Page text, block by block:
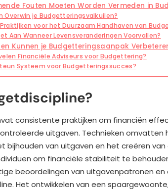
Fouten Moeten Worden Vermeden in
Overwin je Budgetteringsvalkuilen?
voor het Duurzaam Handhaven van
Aan Wanneer Levensveranderingen Voorvallen?
Kunnen je Budgetteringsaanpak
Financiële Adviseurs voor Budgettering?
Systeem voor Budgetteringssucces?
consistente praktijken om financiën
uitgaven. Technieken omvatten
bijhouden van uitgaven en het creëren
om financiële stabiliteit te
beoordelingen van uitgavenpatronen
Het ontwikkelen van een